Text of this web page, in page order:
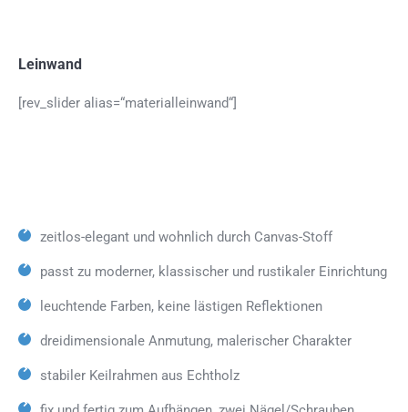
Leinwand
[rev_slider alias=“materialleinwand“]
zeitlos-elegant und wohnlich durch Canvas-Stoff
passt zu moderner, klassischer und rustikaler Einrichtung
leuchtende Farben, keine lästigen Reflektionen
dreidimensionale Anmutung, malerischer Charakter
stabiler Keilrahmen aus Echtholz